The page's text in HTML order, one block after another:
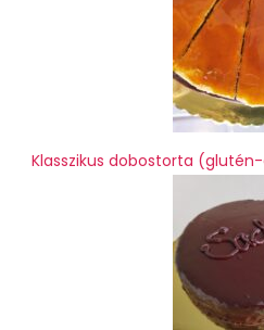
Klasszikus dobostorta